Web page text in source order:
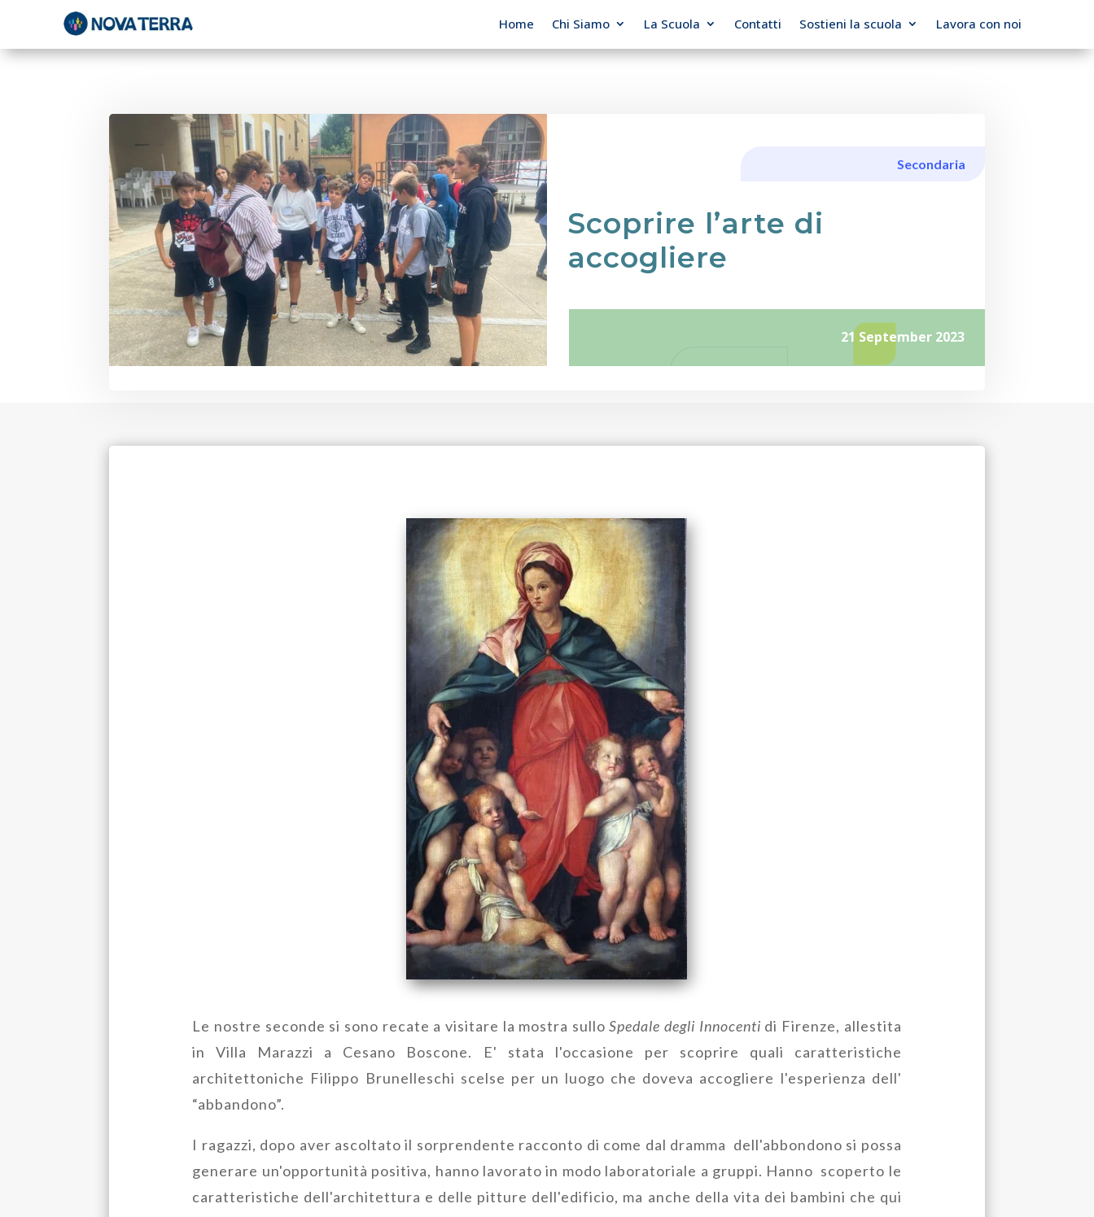
Home Chi Siamo La Scuola Contatti Sostieni la scuola Lavora con noi
Secondaria
Scoprire l’arte di
accogliere
21 September 2023
Le nostre seconde si sono recate a visitare la mostra sulloSpedale degli Innocenti di Firenze, allestita
in Villa Marazzi a Cesano Boscone. E' stata l'occasione per scoprire quali caratteristiche
architettoniche Filippo Brunelleschi scelse per un luogo che doveva accogliere l'esperienza dell'
“abbandono”.
I ragazzi, dopo aver ascoltato il sorprendente racconto di come dal dramma dell'abbondono si possa
generare un'opportunità positiva, hanno lavorato in modo laboratoriale a gruppi. Hanno scoperto le
caratteristiche dell'architettura e delle pitture dell'edificio, ma anche della vita dei bambini che qui